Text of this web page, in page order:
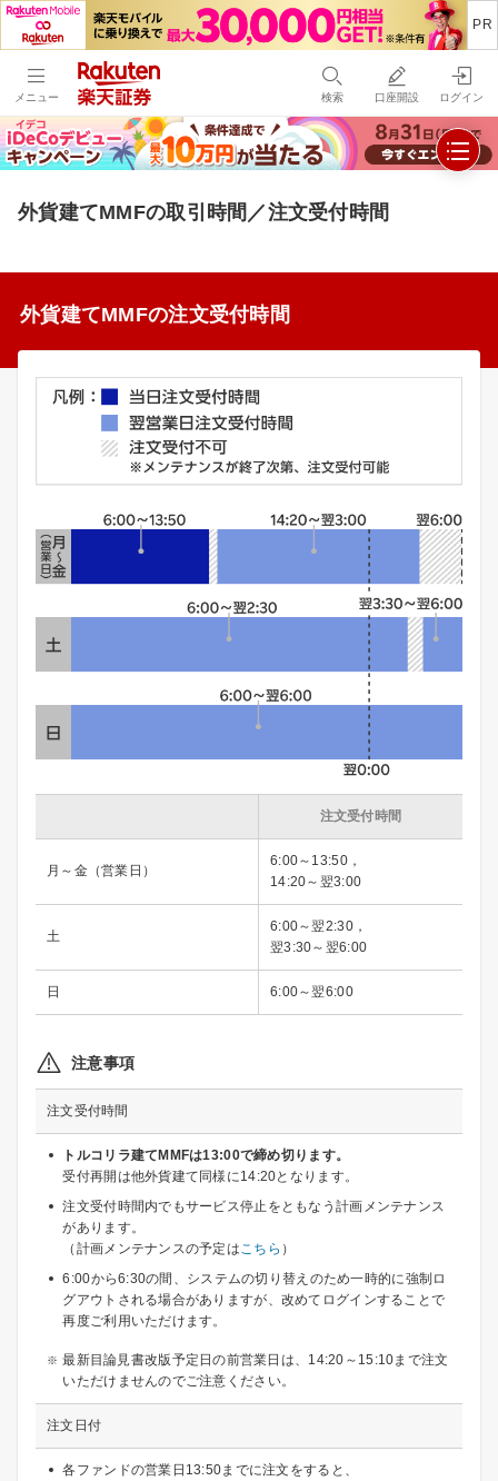
メニュー 検索 口座開設 ログイン
外貨建てMMFの取引時間／注文受付時間
外貨建てMMFの注文受付時間
注文受付時間
月～金（営業日）
6:00～13:50，
14:20～翌3:00
土
6:00～翌2:30，
翌3:30～翌6:00
日 6:00～翌6:00
注意事項
注文受付時間
トルコリラ建てMMFは13:00で締め切ります。
受付再開は他外貨建て同様に14:20となります。
注文受付時間内でもサービス停止をともなう計画メンテナンス
があります。
（計画メンテナンスの予定はこちら ）
6:00から6:30の間、システムの切り替えのため一時的に強制ロ
グアウトされる場合がありますが、改めてログインすることで
再度ご利用いただけます。
最新目論見書改版予定日の前営業日は、14:20～15:10まで注文
いただけませんのでご注意ください。
注文日付
各ファンドの営業日13:50までに注文をすると、